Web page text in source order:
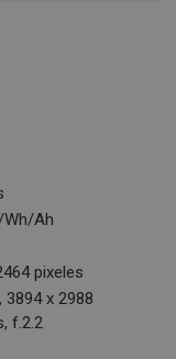
Wh/Ah
pixeles
3894 x 2988
f.2.2